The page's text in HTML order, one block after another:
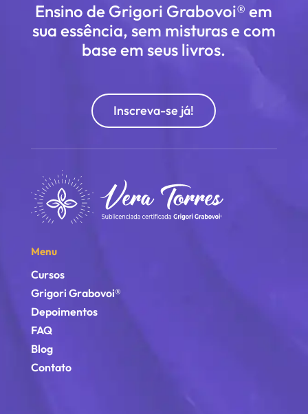
Ensino de Grigori Grabovoi® em
sua essência, sem misturas e com
base em seus livros.
Inscreva-se já!
Menu
Cursos
Grigori Grabovoi®
Depoimentos
FAQ
Blog
Contato